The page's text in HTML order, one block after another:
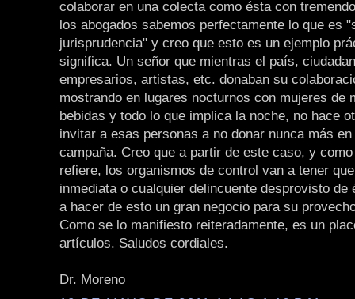
colaborar en una colecta como ésta con
los abogados sabemos perfectamente lo que es
jurisprudencia" y creo que esto es un ejemplo
significa. Un señor que mientras el país,
empresarios, artistas, etc. donaban su
mostrando en lugares nocturnos con mujeres de
bebidas y todo lo que implica la noche, no hace
invitar a esas personas a no donar nunca más
campaña. Creo que a partir de este caso, y
refiere, los organismos de control van a tener
inmediata o cualquier delincuente desprovisto de
a hacer de esto un gran negocio para su
Como se lo manifiesto reiteradamente, es un
artículos. Saludos cordiales.
Dr. Moreno